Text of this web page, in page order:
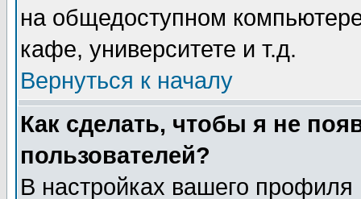
на общедоступном
кафе, университете и т.д.
Вернуться к началу
Как сделать, чтобы я не
пользователей?
В настройках вашего